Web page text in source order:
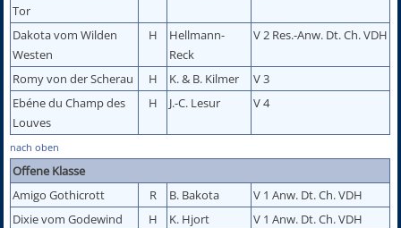
Tor
Dakota vom Wilden
Westen
H
Hellmann-
Reck
V 2 Res.-Anw. Dt. Ch. VDH
Romy von der Scherau H K. & B. Kilmer
V 3
Ebéne du Champ des
Louves
H J.-C. Lesur V 4
nach oben
Offene Klasse
Amigo Gothicrott
R B. Bakota
V 1 Anw. Dt. Ch. VDH
Dixie vom Godewind
H K. Hjort
V 1 Anw. Dt. Ch. VDH